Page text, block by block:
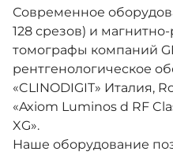
Контакты
Версия для
Современное
128 срезов) и
томографы компаний
рентгенологическое
«CLINODIGIT» Италия,
«Axiom Luminos d RF
XG».
Наше оборудование